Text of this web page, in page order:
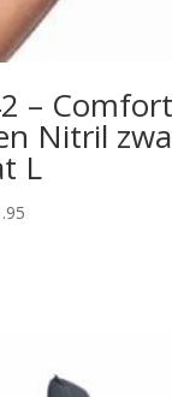
– Comfort
Nitril
L